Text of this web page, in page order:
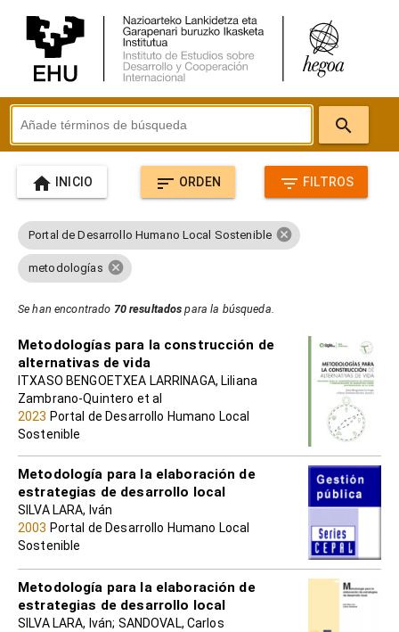
search
home INICIO sort ORDEN filter_list FILTROS
Portal de Desarrollo Humano Local Sostenible cancel
metodologías cancel
Se han encontrado 70 resultados para la búsqueda.
Metodologías para la construcción de
alternativas de vida
ITXASO BENGOETXEA LARRINAGA, Liliana
Zambrano-Quintero et al
2023 Portal de Desarrollo Humano Local
Sostenible
Metodología para la elaboración de
estrategias de desarrollo local
SILVA LARA, Iván
2003 Portal de Desarrollo Humano Local
Sostenible
Metodología para la elaboración de
estrategias de desarrollo local
SILVA LARA, Iván; SANDOVAL, Carlos